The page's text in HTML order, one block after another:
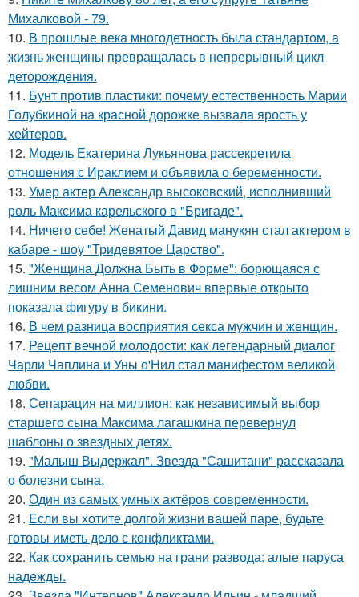
Михалковой - 79.
10. В прошлые века многодетность была стандартом, а
жизнь женщины превращалась в непрерывный цикл
деторождения.
11. Бунт против пластики: почему естественность Марии
Голубкиной на красной дорожке вызвала ярость у
хейтеров.
12. Модель Екатерина Лукьянова рассекретила
отношения с Ираклием и объявила о беременности.
13. Умер актер Александр высоковский, исполнивший
роль Максима карельского в "Бригаде".
14. Ничего себе! Женатый Давид манукян стал актером в
кабаре - шоу "Тридевятое Царство".
15. "Женщина Должна Быть в Форме": борющаяся с
лишним весом Анна Семенович впервые открыто
показала фигуру в бикини.
16. В чем разница восприятия секса мужчин и женщин.
17. Рецепт вечной молодости: как легендарный диалог
Чарли Чаплина и Уны о'Нил стал манифестом великой
любви.
18. Сепарация на миллион: как независимый выбор
старшего сына Максима лагашкина перевернул
шаблоны о звездных детях.
19. "Малыш Выдержал". Звезда "Сашитани" рассказала
о болезни сына.
20. Один из самых умных актёров современности.
21. Eсли вы хотите долгой жизни вашей паре, будьте
готовы иметь дело с конфликтами.
22. Как сохранить семью на грани развода: алые паруса
надежды.